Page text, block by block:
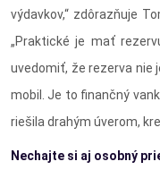
výdavkov,“ zdôrazňuje
„Praktické je mať
uvedomiť, že rezerva nie
mobil. Je to finančný
riešila drahým úverom,
Nechajte si aj osobný